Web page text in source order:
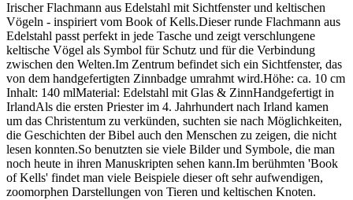
Irischer Flachmann aus Edelstahl mit Sichtfenster und keltischen
Vögeln - inspiriert vom Book of Kells.Dieser runde Flachmann aus
Edelstahl passt perfekt in jede Tasche und zeigt verschlungene
keltische Vögel als Symbol für Schutz und für die Verbindung
zwischen den Welten.Im Zentrum befindet sich ein Sichtfenster, das
von dem handgefertigten Zinnbadge umrahmt wird.Höhe: ca. 10 cm
Inhalt: 140 mlMaterial: Edelstahl mit Glas & ZinnHandgefertigt in
IrlandAls die ersten Priester im 4. Jahrhundert nach Irland kamen
um das Christentum zu verkünden, suchten sie nach Möglichkeiten,
die Geschichten der Bibel auch den Menschen zu zeigen, die nicht
lesen konnten.So benutzten sie viele Bilder und Symbole, die man
noch heute in ihren Manuskripten sehen kann.Im berühmten 'Book
of Kells' findet man viele Beispiele dieser oft sehr aufwendigen,
zoomorphen Darstellungen von Tieren und keltischen Knoten.